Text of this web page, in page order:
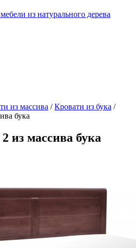
из натурального дерева
из массива /Кровати из бука /
бука
из массива бука